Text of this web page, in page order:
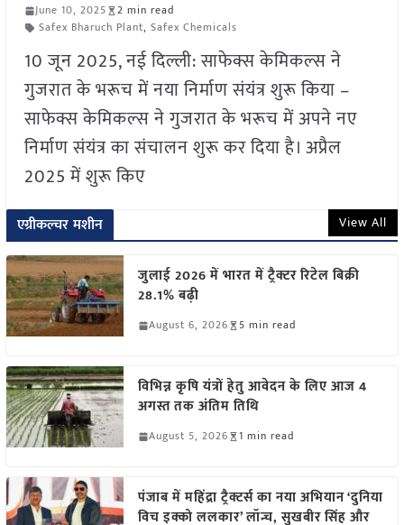
June 10, 2025
2 min read
Safex Bharuch Plant, Safex Chemicals
10 जून 2025, नई दिल्ली: साफेक्स केमिकल्स ने
गुजरात के भरूच में नया निर्माण संयंत्र शुरू किया –
साफेक्स केमिकल्स ने गुजरात के भरूच में अपने नए
निर्माण संयंत्र का संचालन शुरू कर दिया है। अप्रैल
2025 में शुरू किए
एग्रीकल्चर मशीन View All
जुलाई 2026 में भारत में ट्रैक्टर रिटेल बिक्री
28.1% बढ़ी
August 6, 2026 5 min read
विभिन्न कृषि यंत्रों हेतु आवेदन के लिए आज 4
अगस्त तक अंतिम तिथि
August 5, 2026 1 min read
पंजाब में महिंद्रा ट्रैक्टर्स का नया अभियान ‘दुनिया
विच इक्को ललकार’ लॉन्च, सुखबीर सिंह और